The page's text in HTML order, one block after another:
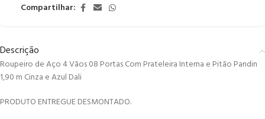
Compartilhar:
Descrição
Roupeiro de Aço 4 Vãos 08 Portas Com Prateleira Interna e Pitão Pandin
1,90 m Cinza e Azul Dali
PRODUTO ENTREGUE DESMONTADO.